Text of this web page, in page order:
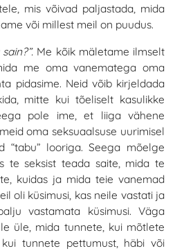
mis võivad paljastada, mida
või millest meil on puudus.
Me kõik mäletame ilmselt
me oma vanematega oma
pidasime. Neid võib kirjeldada
mitte kui tõeliselt kasulikke
pole ime, et liiga vähene
oma seksuaalsuse uurimisel
looriga. Seega mõelge
te seksist teada saite, mida te
kuidas ja mida teie vanemad
oli küsimusi, kas neile vastati ja
vastamata küsimusi. Väga
üle, mida tunnete, kui mõtlete
tunnete pettumust, häbi või